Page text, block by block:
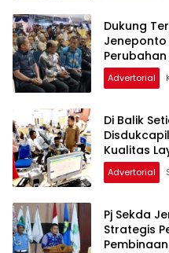
Dukung
Jeneponto
Advertorial
Di Balik
Kualitas
Advertorial
Pj Sekda
Strategis